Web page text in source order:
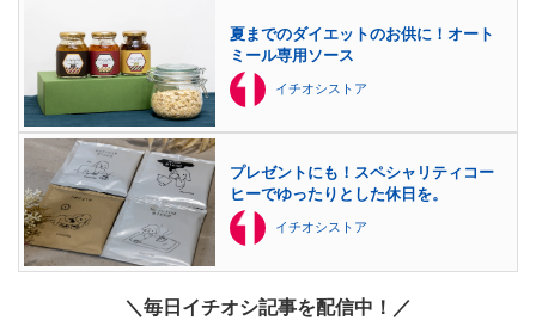
夏までのダイエットのお供に！オート
ミール専用ソース
イチオシストア
プレゼントにも！スペシャリティコー
ヒーでゆったりとした休日を。
イチオシストア
＼毎日イチオシ記事を配信中！／